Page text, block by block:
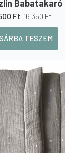
Babatakaró
16 350Ft
Original
price
was:
16
Ft Current
price
is:
11
TESZEM